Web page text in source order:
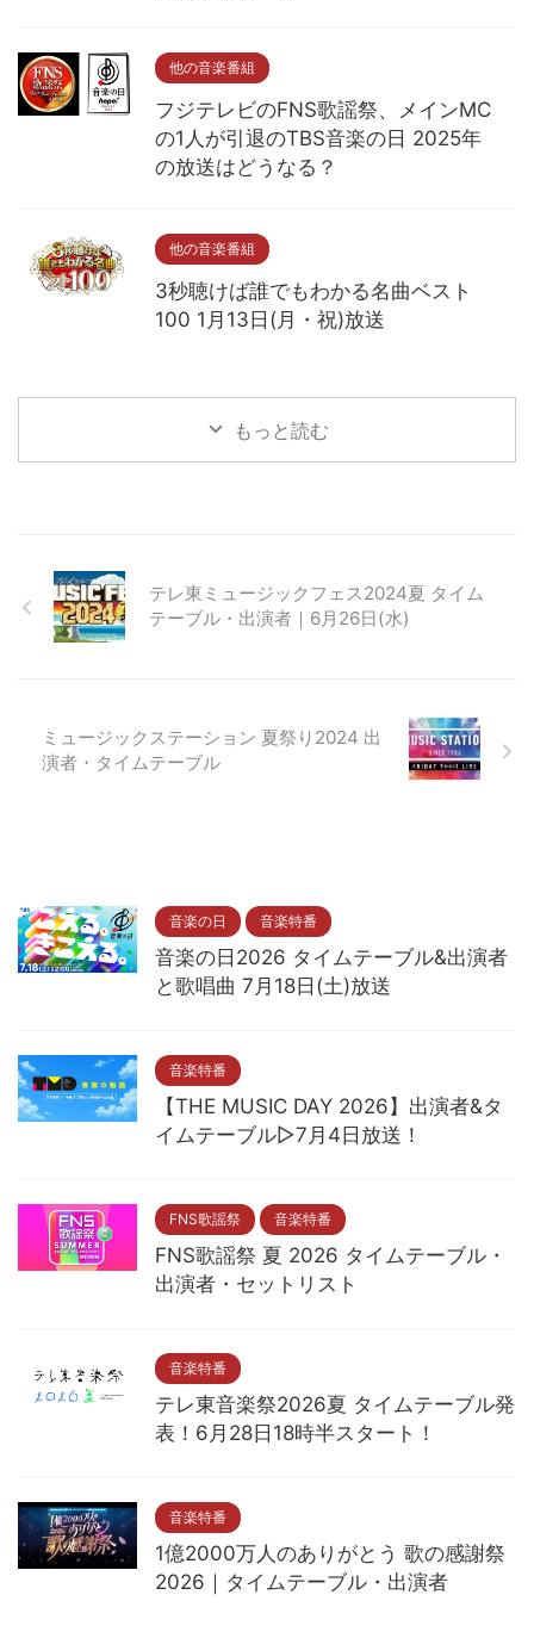
他の音楽番組
フジテレビのFNS歌謡祭、メインMC
の1人が引退のTBS音楽の日 2025年
の放送はどうなる？
他の音楽番組
3秒聴けば誰でもわかる名曲ベスト
100 1月13日(月・祝)放送
もっと読む
テレ東ミュージックフェス2024夏 タイム
テーブル・出演者｜6月26日(水)
ミュージックステーション 夏祭り2024 出
演者・タイムテーブル
音楽の日 音楽特番
音楽の日2026 タイムテーブル&出演者
と歌唱曲 7月18日(土)放送
音楽特番
【THE MUSIC DAY 2026】出演者&タ
イムテーブル▷7月4日放送！
FNS歌謡祭 音楽特番
FNS歌謡祭 夏 2026 タイムテーブル・
出演者・セットリスト
音楽特番
テレ東音楽祭2026夏 タイムテーブル発
表！6月28日18時半スタート！
音楽特番
1億2000万人のありがとう 歌の感謝祭
2026｜タイムテーブル・出演者